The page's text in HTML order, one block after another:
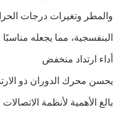
والمطر وتغيرات درجات
البنفسجية، مما يجعله
أداء ارتداد منخفض
يحسن محرك الدوران ذو
بالغ الأهمية لأنظمة الاتصالات